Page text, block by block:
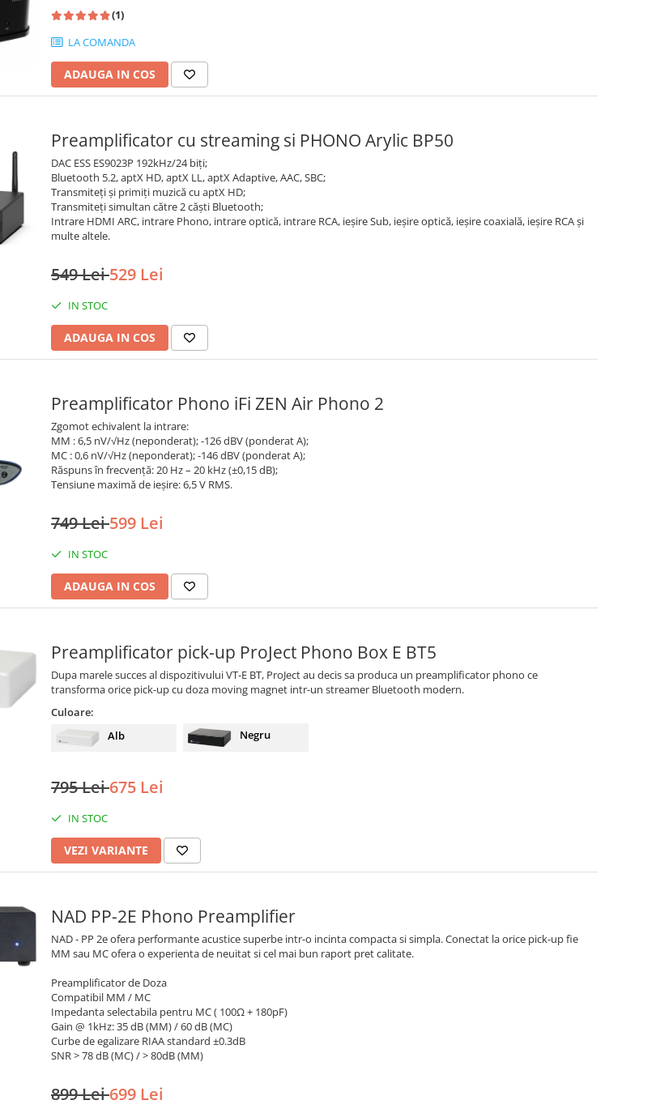
(1)
LA COMANDA
ADAUGA IN COS
Preamplificator cu streaming si PHONO Arylic BP50
DAC ESS ES9023P 192kHz/24 biți;
Bluetooth 5.2, aptX HD, aptX LL, aptX Adaptive, AAC, SBC;
Transmiteți și primiți muzică cu aptX HD;
Transmiteți simultan către 2 căști Bluetooth;
Intrare HDMI ARC, intrare Phono, intrare optică, intrare RCA, ieșire Sub, ieșire optică, ieșire coaxială, ieșire RCA și
multe altele.
549 Lei529 Lei
IN STOC
ADAUGA IN COS
Preamplificator Phono iFi ZEN Air Phono 2
Zgomot echivalent la intrare:
MM : 6,5 nV/√Hz (neponderat); -126 dBV (ponderat A);
MC : 0,6 nV/√Hz (neponderat); -146 dBV (ponderat A);
Răspuns în frecvență: 20 Hz – 20 kHz (±0,15 dB);
Tensiune maximă de ieșire: 6,5 V RMS.
749 Lei599 Lei
IN STOC
ADAUGA IN COS
Preamplificator pick-up ProJect Phono Box E BT5
Dupa marele succes al dispozitivului VT-E BT, ProJect au decis sa produca un preamplificator phono ce
transforma orice pick-up cu doza moving magnet intr-un streamer Bluetooth modern.
Culoare:
Alb
Negru
795 Lei675 Lei
IN STOC
VEZI VARIANTE
NAD PP-2E Phono Preamplifier
NAD - PP 2e ofera performante acustice superbe intr-o incinta compacta si simpla. Conectat la orice pick-up fie
MM sau MC ofera o experienta de neuitat si cel mai bun raport pret calitate.
Preamplificator de Doza
Compatibil MM / MC
Impedanta selectabila pentru MC ( 100Ω + 180pF)
Gain @ 1kHz: 35 dB (MM) / 60 dB (MC)
Curbe de egalizare RIAA standard ±0.3dB
SNR > 78 dB (MC) / > 80dB (MM)
899 Lei699 Lei